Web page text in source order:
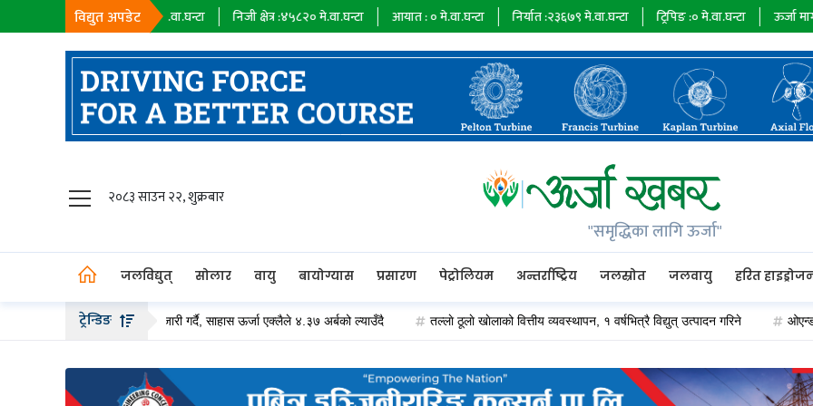
विद्युत अपडेट
१८३९८मे.वा.घन्टा निजी क्षेत्र : ४५८२०मे.वा.घन्टा आयात :० मे.वा.घन्टा निर्यात :२३६७९मे.वा.घन्टा ट्रिपिङ :० मे.वा.घन्टा ऊर्जा माग : ७३४८५
२०८३ साउन २२, शुक्रबार
"समृद्धिका लागि ऊर्जा"
जलविद्युत् सोलार वायु बायोग्यास प्रसारण पेट्रोलियम अन्तर्राष्ट्रिय जलस्रोत जलवायु हरित
वायु
बायोग्यास
पेट्रोलियम
ट्रेन्डिङ
बढीको हकप्रद सेयर जारी गर्दै, साहास ऊर्जा एक्लैले ४.३७ अर्बको ल्याउँदै तल्लाे ठूलाे खाेलाको वित्तीय व्यवस्थापन, १ वर्षभित्रै विद्युत् उत्पादन गरिने ओएन्डएम